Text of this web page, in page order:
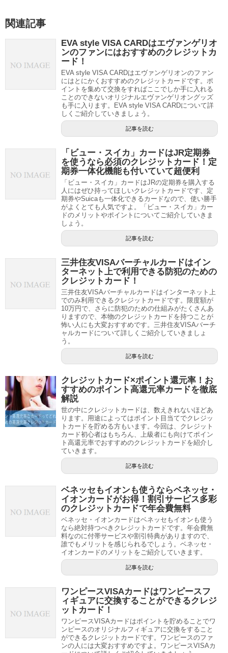
関連記事
EVA style VISA CARDはエヴァンゲリオ
ンのファンにはおすすめのクレジットカ
ード！
EVA style VISA CARDはエヴァンゲリオンのファン
にはとにかくおすすめのクレジットカードです。ポ
イントを集めて交換をすればここでしか手に入れる
ことのできないオリジナルエヴァンゲリオングッズ
も手に入ります。EVA style VISA CARDについて詳
しくご紹介していきましょう。
記事を読む
「ビュー・スイカ」カードはJR定期券
を使うなら必須のクレジットカード！定
期券一体化機能も付いていて超便利
「ビュー・スイカ」カードはJRの定期券を購入する
人にはぜひ持ってほしいクレジットカードです、定
期券やSuicaも一体化できるカードなので、使い勝手
がよくとても人気ですよ。「ビュー・スイカ」カー
ドのメリットやポイントについてご紹介していきま
しょう。
記事を読む
三井住友VISAバーチャルカードはイン
ターネット上で利用できる防犯のための
クレジットカード！
三井住友VISAバーチャルカードはインターネット上
でのみ利用できるクレジットカードです。限度額が
10万円で、さらに防犯のための仕組みがたくさんあ
りますので、本物のクレジットカードを持つことが
怖い人にも大変おすすめです。三井住友VISAバーチ
ャルカードについて詳しくご紹介していきましょ
う。
記事を読む
クレジットカード×ポイント還元率！お
すすめのポイント高還元率カードを徹底
解説
世の中にクレジットカードは、数えきれないほどあ
ります。用途によってはポイント目当てでクレジッ
トカードを貯める方もいます。今回は、クレジット
カード初心者はもちろん、上級者にも向けてポイン
ト高還元率でおすすめのクレジットカードを紹介し
ていきます。
記事を読む
ベネッセもイオンも使うならベネッセ・
イオンカードがお得！割引サービス多彩
のクレジットカードで年会費無料
ベネッセ・イオンカードはベネッセもイオンも使う
なら絶対持つべきクレジットカードです。年会費無
料なのに付帯サービスや割引特典がありますので、
誰でもメリットを感じられるでしょう。ベネッセ・
イオンカードのメリットをご紹介していきます。
記事を読む
ワンピースVISAカードはワンピースフ
ィギュアに交換することができるクレジ
ットカード！
ワンピースVISAカードはポイントを貯めることでワ
ンピースのオリジナルフィギュアに交換をすること
ができるクレジットカードです。ワンピースのファ
ンの人には大変おすすめですよ。ワンピースVISAカ